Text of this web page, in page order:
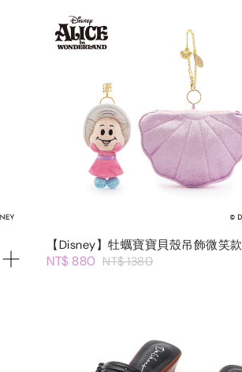
【Disney】牡蠣寶寶貝殼吊飾微笑款
NT$ 880 NT$ 1380